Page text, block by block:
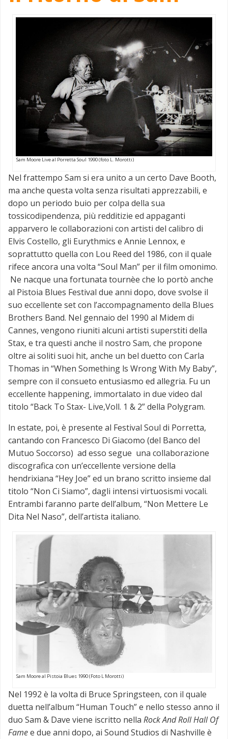
Sam Moore Live al Porretta Soul 1990 (foto L. Morotti)
Nel frattempo Sam si era unito a un certo Dave Booth,
ma anche questa volta senza risultati apprezzabili, e
dopo un periodo buio per colpa della sua
tossicodipendenza, più redditizie ed appaganti
apparvero le collaborazioni con artisti del calibro di
Elvis Costello, gli Eurythmics e Annie Lennox, e
soprattutto quella con Lou Reed del 1986, con il quale
rifece ancora una volta “Soul Man” per il film omonimo.
Ne nacque una fortunata tournèe che lo portò anche
al Pistoia Blues Festival due anni dopo, dove svolse il
suo eccellente set con l’accompagnamento della Blues
Brothers Band. Nel gennaio del 1990 al Midem di
Cannes, vengono riuniti alcuni artisti superstiti della
Stax, e tra questi anche il nostro Sam, che propone
oltre ai soliti suoi hit, anche un bel duetto con Carla
Thomas in “When Something ls Wrong With My Baby”,
sempre con il consueto entusiasmo ed allegria. Fu un
eccellente happening, immortalato in due video dal
titolo “Back To Stax- Live,Voll. 1 & 2” della Polygram.
ln estate, poi, è presente al Festival Soul di Porretta,
cantando con Francesco Di Giacomo (del Banco del
Mutuo Soccorso) ad esso segue una collaborazione
discografica con un’eccellente versione della
hendrixiana “Hey Joe” ed un brano scritto insieme dal
titolo “Non Ci Siamo”, dagli intensi virtuosismi vocali.
Entrambi faranno parte dell’album, “Non Mettere Le
Dita Nel Naso”, dell’artista italiano.
Sam Moore al Pistoia Blues 1990 (Foto L Morotti)
Nel 1992 è la volta di Bruce Springsteen, con il quale
duetta nell’album “Human Touch” e nello stesso anno il
duo Sam & Dave viene iscritto nella Rock And Roll Hall Of
Famee due anni dopo, ai Sound Studios di Nashville è